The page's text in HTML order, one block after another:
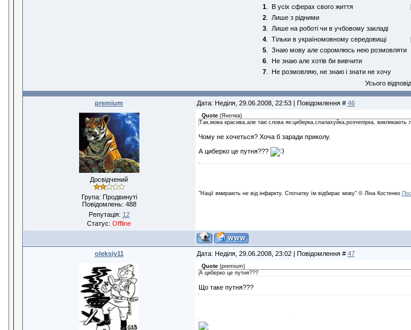
1
В усіх сферах свого життя
2
Лише з рідними
3
Лише на роботі чи в учбовому закладі
4
Тільки в україномовному середовищі
5
Знаю мову але соромлюсь нею розмовляти
6
Не знаю але хотів би вивчити
7
Не розмовляю, не знаю і знати не хочу
Усього
premium Дата: Неділя, 29.06.2008, 22:53 | Повідомлення # 46
Досвідчений
Група: Продвинуті
Повідомлень: 488
Репутація: 12
Статус: Offline
Quote(Яночка)
Так,мова красива,але такi слова як:циберка,спалахуйка,розчепiрка,
Чому не хочеться? Хоча б заради приколу.
А циберко це путня???
"Нації вмирають не від інфаркту. Спочатку їм відбирає мову" © Ліна Костенко
oleksiy11 Дата: Неділя, 29.06.2008, 23:02 | Повідомлення # 47
Quote(premium)
А циберко це путня???
Що таке путня???